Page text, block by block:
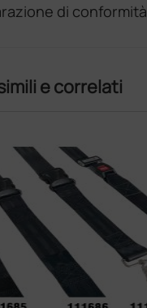
di conformità
e correlati